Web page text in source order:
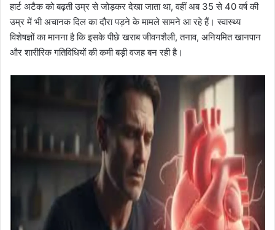
हार्ट अटैक को बढ़ती उम्र से जोड़कर देखा जाता था, वहीं अब 35 से 40 वर्ष की
उम्र में भी अचानक दिल का दौरा पड़ने के मामले सामने आ रहे हैं। स्वास्थ्य
विशेषज्ञों का मानना है कि इसके पीछे खराब जीवनशैली, तनाव, अनियमित खानपान
और शारीरिक गतिविधियों की कमी बड़ी वजह बन रही है।